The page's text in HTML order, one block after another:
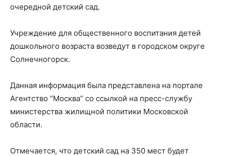
очередной детский сад.
Учреждение для общественного воспитания детей
дошкольного возраста возведут в городском округе
Солнечногорск.
Данная информация была представлена на портале
Агентство “Москва” со ссылкой на пресс-службу
министерства жилищной политики Московской
области.
Отмечается, что детский сад на 350 мест будет